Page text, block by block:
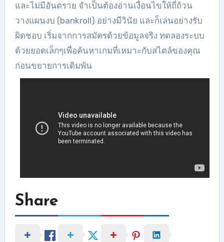
และไม่มีอันตราย จำเป็นต้องอ่านเงื่อนไขให้ถี่ถ้วน
วางแผนงบ (bankroll) อย่างมีวินัย และก็เล่นอย่างรับ
ผิดชอบ เริ่มจากการสมัครด้วยข้อมูลจริง ทดลองระบบ
ด้วยยอดเล็กๆเพื่อค้นหาเกมที่เหมาะกับสไตล์ของคุณ
ก่อนขยายการเดิมพัน
Share